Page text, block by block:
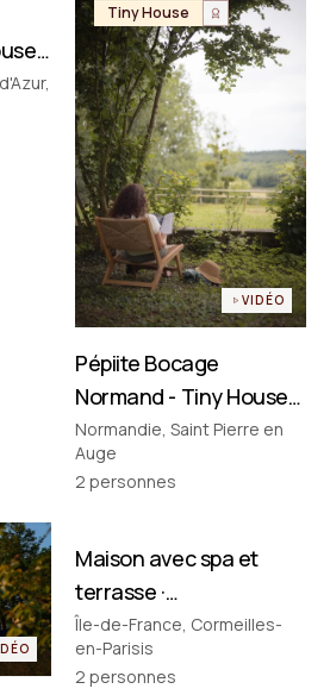
Tiny House
VIDÉO
Pépiite Bocage
Normand - Tiny House
avec Spa & Baignoire
Vintage en Normandie
Normandie, Saint Pierre en
Auge
2 personnes
Maison de ville
Maison avec spa et
terrasse ·
Cormeilles‑en‑Parisis
Île-de-France, Cormeilles-
en-Parisis
2 personnes